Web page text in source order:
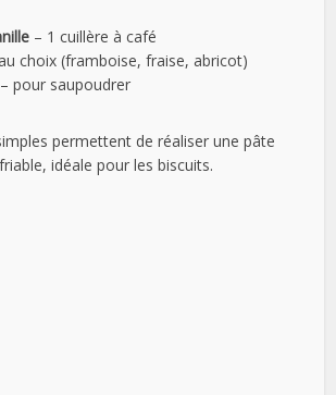
– 1 cuillère à café
choix (framboise, fraise, abricot)
– pour saupoudrer
permettent de réaliser une pâte
idéale pour les biscuits.